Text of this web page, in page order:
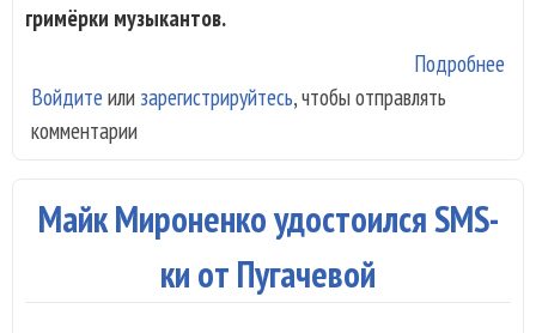
гримёрки музыкантов.
Подробнее
Войдите или зарегистрируйтесь, чтобы отправлять
комментарии
Майк Мироненко удостоился SMS-
ки от Пугачевой